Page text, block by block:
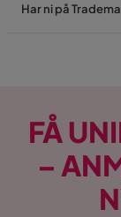
Har ni på
FÅ
–